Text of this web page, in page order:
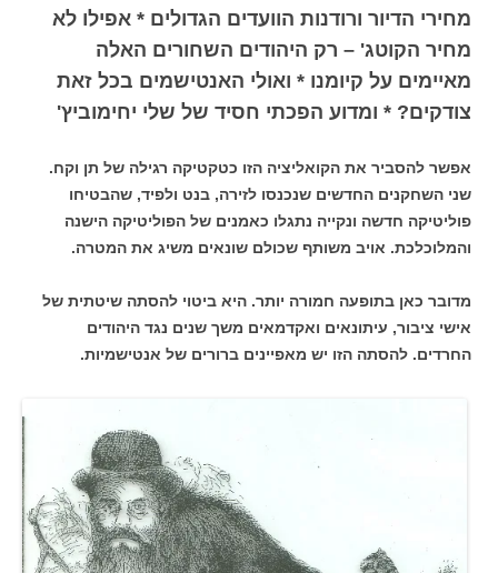
מחירי הדיור ורודנות הוועדים הגדולים * אפילו לא
מחיר הקוטג' – רק היהודים השחורים האלה
מאיימים על קיומנו * ואולי האנטישמים בכל זאת
צודקים? * ומדוע הפכתי חסיד של שלי יחימוביץ'
אפשר להסביר את הקואליציה הזו כטקטיקה רגילה של תן וקח.
שני השחקנים החדשים שנכנסו לזירה, בנט ולפיד, שהבטיחו
פוליטיקה חדשה ונקייה נתגלו כאמנים של הפוליטיקה הישנה
והמלוכלכת. אויב משותף שכולם שונאים משיג את המטרה.
מדובר כאן בתופעה חמורה יותר. היא ביטוי להסתה שיטתית של
אישי ציבור, עיתונאים ואקדמאים משך שנים נגד היהודים
החרדים. להסתה הזו יש מאפיינים ברורים של אנטישמיות.